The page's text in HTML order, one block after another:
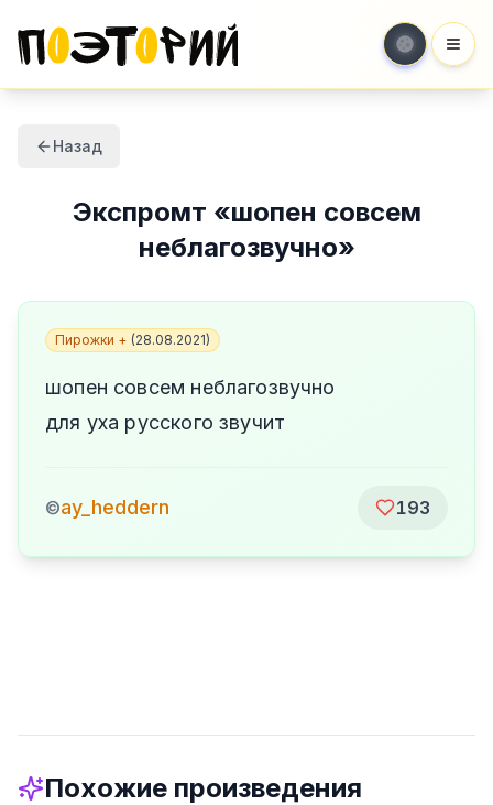
Назад
Экспромт «шопен совсем
неблагозвучно»
Пирожки + (28.08.2021)
шопен совсем неблагозвучно
для уха русского звучит
©ay_heddern 193
Похожие произведения